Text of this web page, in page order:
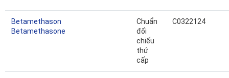
Betamethason
Betamethasone
Chuẩn
đối
chiếu
thứ
cấp
C0322124